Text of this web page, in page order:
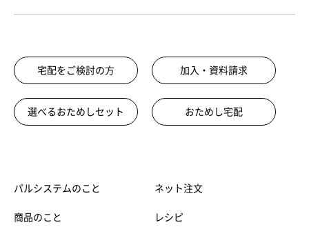
宅配をご検討の方 加入・資料請求
選べるおためしセット おためし宅配
パルシステムのこと
商品のこと
ネット注文
レシピ